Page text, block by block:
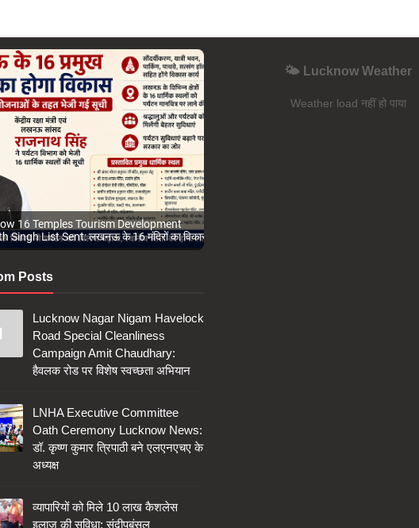
16 Temples Tourism Development
Singh List Sent: लखनऊ के 16 मंदिरों का विकास
Posts
Lucknow Nagar Nigam Havelock
Road Special Cleanliness
Campaign Amit Chaudhary:
हैवलक रोड पर विशेष स्वच्छता अभियान
LNHA Executive Committee
Oath Ceremony Lucknow News:
डॉ. कृष्ण कुमार त्रिपाठी बने एलएनएचए के
अध्यक्ष
व्यापारियों को मिले 10 लाख कैशलेस
इलाज की सुविधा: संदीपबंसल
🌤️ Lucknow Weather
Weather load नहीं हो पाया